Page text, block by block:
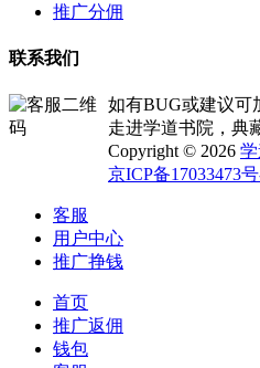
推广分佣
联系我们
如有BUG或建议可
走进学道书院，典
Copyright © 2026
京ICP备17033473
客服
用户中心
推广挣钱
首页
推广返佣
钱包